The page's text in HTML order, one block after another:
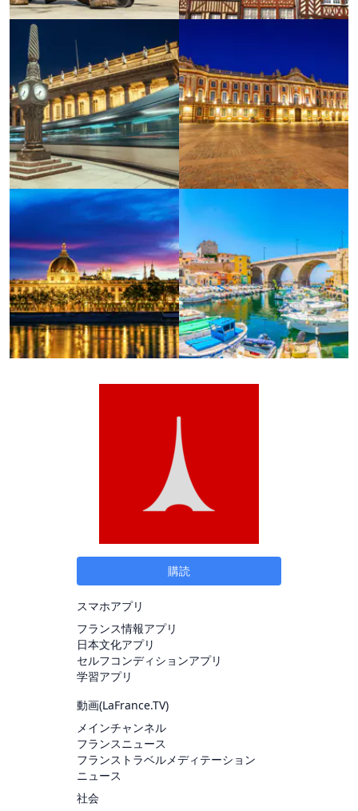
購読
スマホアプリ
フランス情報アプリ
日本文化アプリ
セルフコンディションアプリ
学習アプリ
動画(LaFrance.TV)
メインチャンネル
フランスニュース
フランストラベルメディテーション
ニュース
社会